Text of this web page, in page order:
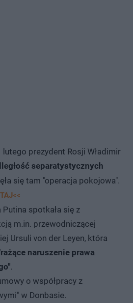
lutego prezydent Rosji Władimir
separatystycznych
się tam "operacja pokojowa".
Putina spotkała się z
m.in. przewodniczącej
Ursuli von der Leyen, która
naruszenie prawa
.
o współpracy z
w Donbasie.